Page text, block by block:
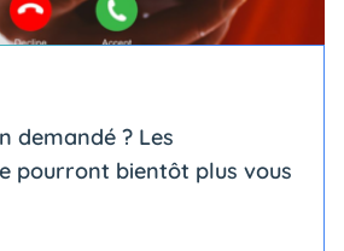
demandé ? Les
pourront bientôt plus vous